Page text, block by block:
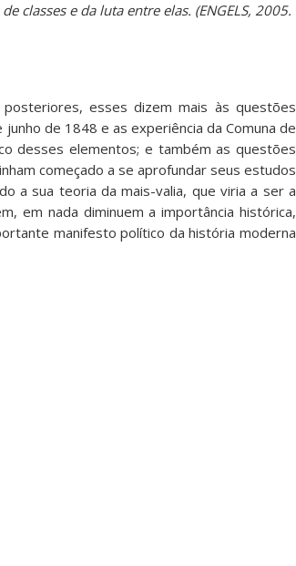
classes e da luta entre elas. (ENGELS, 2005.
esses dizem mais às questões
de 1848 e as experiência da Comuna de
desses elementos; e também as questões
começado a se aprofundar seus estudos
a sua teoria da mais-valia, que viria a ser a
em nada diminuem a importância histórica,
manifesto político da história moderna